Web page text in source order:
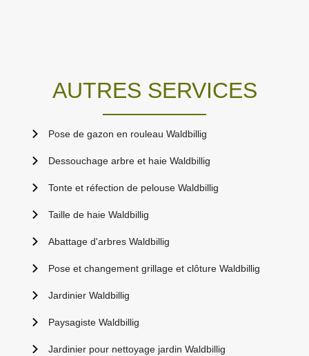
AUTRES SERVICES
Pose de gazon en rouleau Waldbillig
Dessouchage arbre et haie Waldbillig
Tonte et réfection de pelouse Waldbillig
Taille de haie Waldbillig
Abattage d'arbres Waldbillig
Pose et changement grillage et clôture Waldbillig
Jardinier Waldbillig
Paysagiste Waldbillig
Jardinier pour nettoyage jardin Waldbillig